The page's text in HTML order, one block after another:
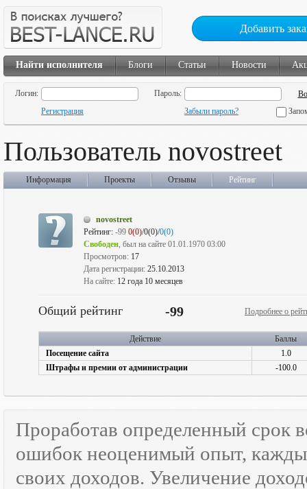
Добавить
Найти исполнителя Блоги Статьи Новости
Логин:
Пароль:
Регистрация
Забыли пароль?
Пользователь novostreet
Информация Проекты Отзывы Рейтинг
novostreet
Рейтинг: -99 0(0)/0(0)/0(0)
Свободен, был на сайте 01.01.1970 03:00
Просмотров: 17
Дата регистрации: 25.10.2013
На сайте: 12 года 10 месяцев
Общий рейтинг -99 Подробнее о
Действие
Баллы
Посещение сайта
1.0
Штрафы и премии от администрации
-100.0
Проработав определенный срок
ошибок неоценимый опыт,
своих доходов. Увеличение